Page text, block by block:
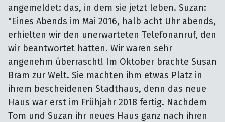
angemeldet: das, in dem sie jetzt leben. Suzan:
"Eines Abends im Mai 2016, halb acht Uhr abends,
erhielten wir den unerwarteten Telefonanruf, den
wir beantwortet hatten. Wir waren sehr
angenehm überrascht! Im Oktober brachte Susan
Bram zur Welt. Sie machten ihm etwas Platz in
ihrem bescheidenen Stadthaus, denn das neue
Haus war erst im Frühjahr 2018 fertig. Nachdem
Tom und Suzan ihr neues Haus ganz nach ihren